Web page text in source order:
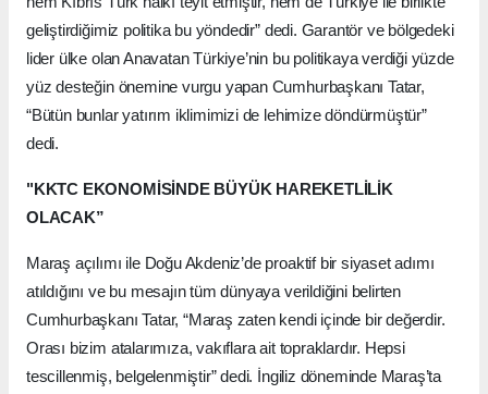
geliştirdiğimiz politika bu yöndedir” dedi. Garantör ve bölgedeki
lider ülke olan Anavatan Türkiye’nin bu politikaya verdiği yüzde
yüz desteğin önemine vurgu yapan Cumhurbaşkanı Tatar,
“Bütün bunlar yatırım iklimimizi de lehimize döndürmüştür”
dedi.
"KKTC EKONOMİSİNDE BÜYÜK HAREKETLİLİK
OLACAK”
Maraş açılımı ile Doğu Akdeniz’de proaktif bir siyaset adımı
atıldığını ve bu mesajın tüm dünyaya verildiğini belirten
Cumhurbaşkanı Tatar, “Maraş zaten kendi içinde bir değerdir.
Orası bizim atalarımıza, vakıflara ait topraklardır. Hepsi
tescillenmiş, belgelenmiştir” dedi. İngiliz döneminde Maraş’ta